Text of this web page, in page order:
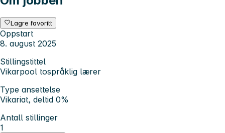
Lagre favoritt
Oppstart
8. august 2025
Stillingstittel
Vikarpool tospråklig lærer
Type ansettelse
Vikariat, deltid 0%
Antall stillinger
1